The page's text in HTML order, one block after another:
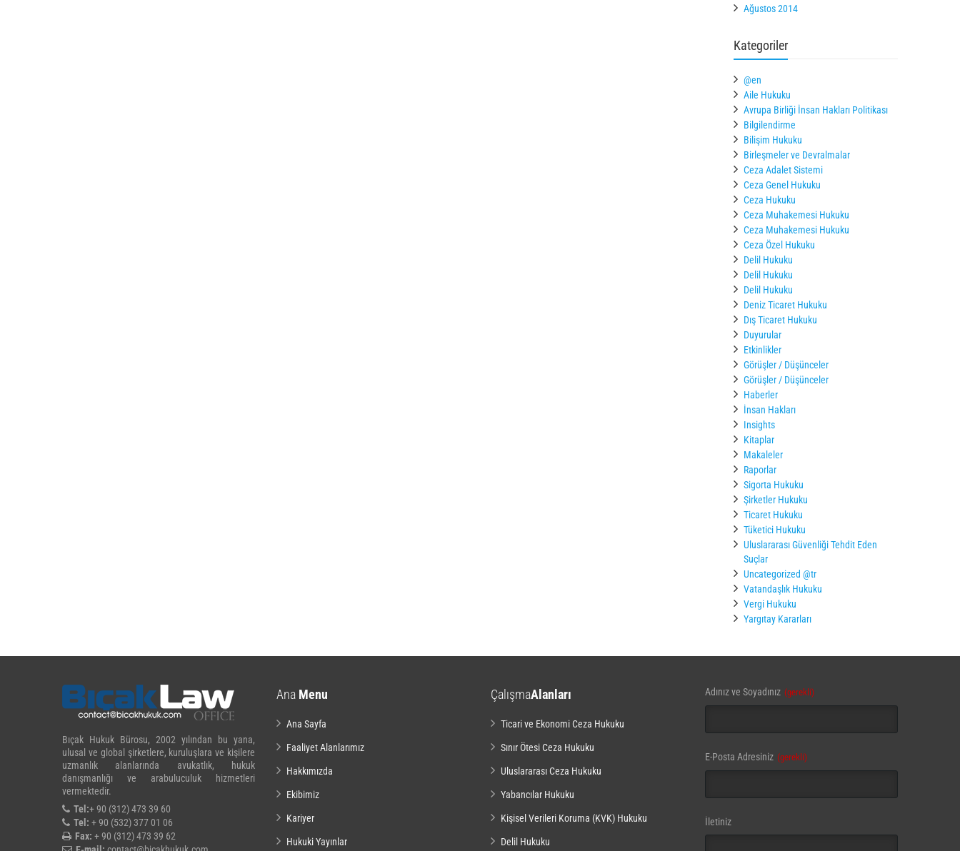
Ağustos 2014
Kategoriler
@en
Aile Hukuku
Avrupa Birliği İnsan Hakları Politikası
Bilgilendirme
Bilişim Hukuku
Birleşmeler ve Devralmalar
Ceza Adalet Sistemi
Ceza Genel Hukuku
Ceza Hukuku
Ceza Muhakemesi Hukuku
Ceza Muhakemesi Hukuku
Ceza Özel Hukuku
Delil Hukuku
Delil Hukuku
Delil Hukuku
Deniz Ticaret Hukuku
Dış Ticaret Hukuku
Duyurular
Etkinlikler
Görüşler / Düşünceler
Görüşler / Düşünceler
Haberler
İnsan Hakları
Insights
Kitaplar
Makaleler
Raporlar
Sigorta Hukuku
Şirketler Hukuku
Ticaret Hukuku
Tüketici Hukuku
Uluslararası Güvenliği Tehdit Eden
Suçlar
Uncategorized @tr
Vatandaşlık Hukuku
Vergi Hukuku
Yargıtay Kararları
Bıçak Hukuk Bürosu, 2002 yılından bu yana,
ulusal ve global şirketlere, kuruluşlara ve kişilere
uzmanlık alanlarında avukatlık, hukuk
danışmanlığı ve arabuluculuk hizmetleri
vermektedir.
Tel:+ 90 (312) 473 39 60
Tel: + 90 (532) 377 01 06
Fax: + 90 (312) 473 39 62
Ana Menu
Ana Sayfa
Faaliyet Alanlarımız
Hakkımızda
Ekibimiz
Kariyer
Hukuki Yayınlar
ÇalışmaAlanları
Ticari ve Ekonomi Ceza Hukuku
Sınır Ötesi Ceza Hukuku
Uluslararası Ceza Hukuku
Yabancılar Hukuku
Kişisel Verileri Koruma (KVK) Hukuku
Delil Hukuku
Adınız ve Soyadınız (gerekli)
Company
Name (gerekli)
E-Posta Adresiniz (gerekli)
İletiniz